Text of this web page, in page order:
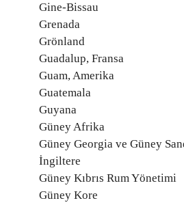
Gine-Bissau
Grenada
Grönland
Guadalup, Fransa
Guam, Amerika
Guatemala
Guyana
Güney Afrika
Güney Georgia ve Güney
İngiltere
Güney Kıbrıs Rum Yönetimi
Güney Kore